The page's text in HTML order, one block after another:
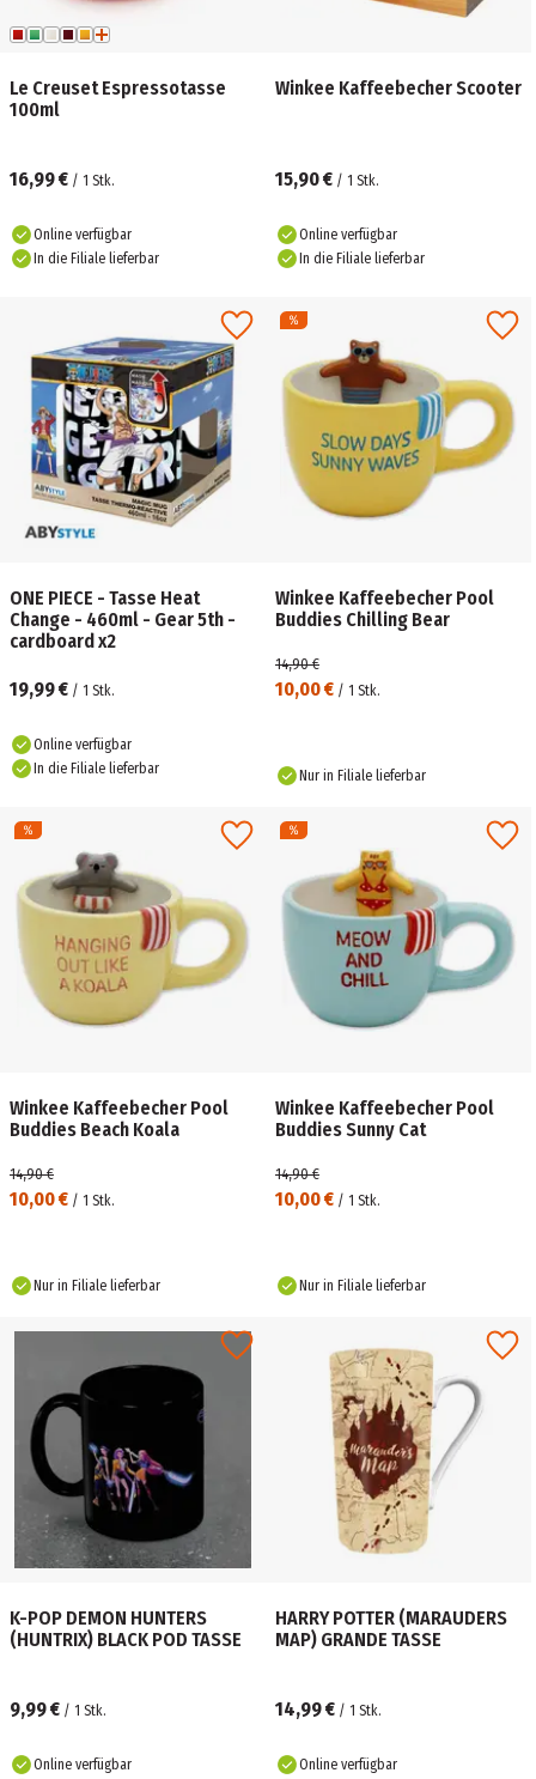
Le Creuset Espressotasse
100ml
16,99 € / 1 Stk.
Online verfügbar
In die Filiale lieferbar
Winkee Kaffeebecher Scooter
15,90 € / 1 Stk.
Online verfügbar
In die Filiale lieferbar
ONE PIECE - Tasse Heat
Change - 460ml - Gear 5th -
cardboard x2
19,99 € / 1 Stk.
Online verfügbar
In die Filiale lieferbar
Winkee Kaffeebecher Pool
Buddies Chilling Bear
10,00 € / 1 Stk.
14,90 €
Nur in Filiale lieferbar
Winkee Kaffeebecher Pool
Buddies Beach Koala
10,00 € / 1 Stk.
14,90 €
Nur in Filiale lieferbar
Winkee Kaffeebecher Pool
Buddies Sunny Cat
10,00 € / 1 Stk.
14,90 €
Nur in Filiale lieferbar
K-POP DEMON HUNTERS
(HUNTRIX) BLACK POD TASSE
9,99 € / 1 Stk.
Online verfügbar
HARRY POTTER (MARAUDERS
MAP) GRANDE TASSE
14,99 € / 1 Stk.
Online verfügbar